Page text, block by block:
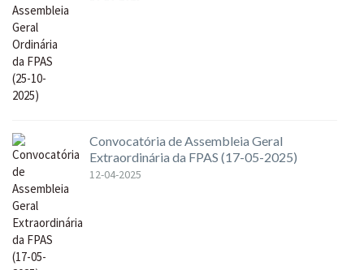
Convocatória de Assembleia Geral
Extraordinária da FPAS (17-05-2025)
12-04-2025